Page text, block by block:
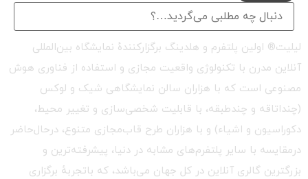
لیلیت® اولین پلتفرم و هلدینگ برگزارکنندهٔ نمایشگاه بین‌المللی
آنلاین مدرن با تکنولوژی واقعیت مجازی و استفاده از فناوری هوش
مصنوعی است که با هزاران سالن نمایشگاهی شیک و لوکس
(چنداتاقه و چندطبقه، با قابلیت شخصی‌سازی و تغییر محیط،
دکوراسیون و اشیاء) و با هزاران طرح قاب‌مجازی متنوع، درحال‌حاضر
درمقایسه با سایر پلتفرم‌های مشابه در دنیا، پیشرفته‌ترین و
بزرگترین گالری آنلاین در کل جهان می‌باشد، که باتجربهٔ برگزاری